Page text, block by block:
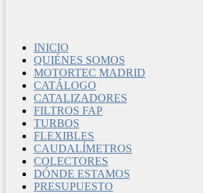
INICIO
QUIÉNES SOMOS
MOTORTEC MADRID
CATÁLOGO
CATALIZADORES
FILTROS FAP
TURBOS
FLEXIBLES
CAUDALÍMETROS
COLECTORES
DÓNDE ESTAMOS
PRESUPUESTO